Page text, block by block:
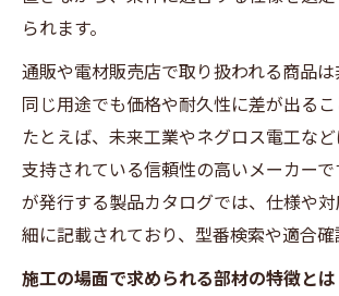
られます。
通販や電材販売店で取り扱われる商品は
同じ用途でも価格や耐久性に差が出るこ
たとえば、未来工業やネグロス電工な
支持されている信頼性の高いメーカー
が発行する製品カタログでは、仕様や
細に記載されており、型番検索や適合確
施工の場面で求められる部材の特徴とは